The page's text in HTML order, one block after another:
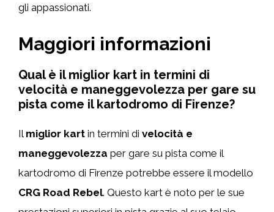
gli appassionati.
Maggiori informazioni
Qual è il miglior kart in termini di
velocità e maneggevolezza per gare su
pista come il kartodromo di Firenze?
Il miglior kart in termini di velocità e
maneggevolezza per gare su pista come il
kartodromo di Firenze potrebbe essere il modello
CRG Road Rebel. Questo kart è noto per le sue